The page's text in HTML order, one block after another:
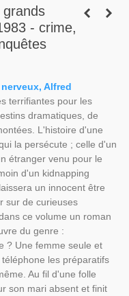
grands
- crime,
Alfred
terrifiantes pour les
dramatiques, de
L'histoire d'une
la persécute ; celle d'un
étranger venu pour le
d'un kidnapping
un innocent être
sur de curieuses
ce volume un roman
du genre :
? Une femme seule et
les préparatifs
Au fil d'une folle
son mari absent et finit